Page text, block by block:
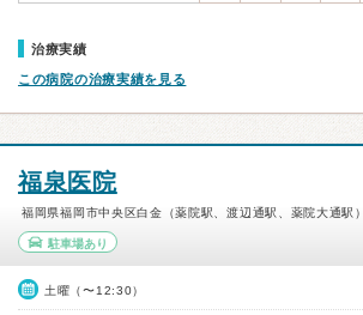
治療実績
この病院の治療実績を見る
福泉医院
福岡県福岡市中央区白金（薬院駅、渡辺通駅、薬院大通駅）
駐車場あり
土曜（〜12:30）